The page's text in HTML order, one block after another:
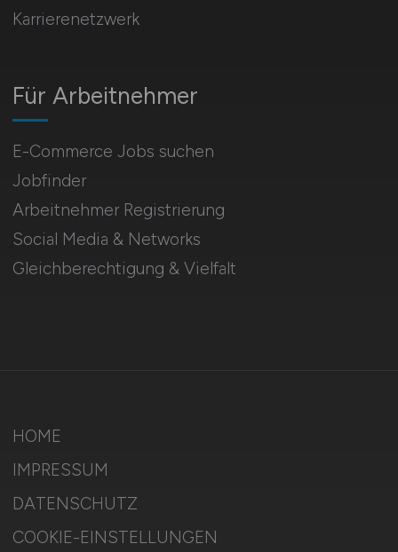
Für Arbeitnehmer
E-Commerce Jobs suchen
Jobfinder
Arbeitnehmer Registrierung
Social Media & Networks
Gleichberechtigung & Vielfalt
Karrierenetzwerk
HOME
IMPRESSUM
DATENSCHUTZ
COOKIE-EINSTELLUNGEN